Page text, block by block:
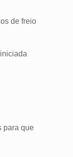
de freio
para que